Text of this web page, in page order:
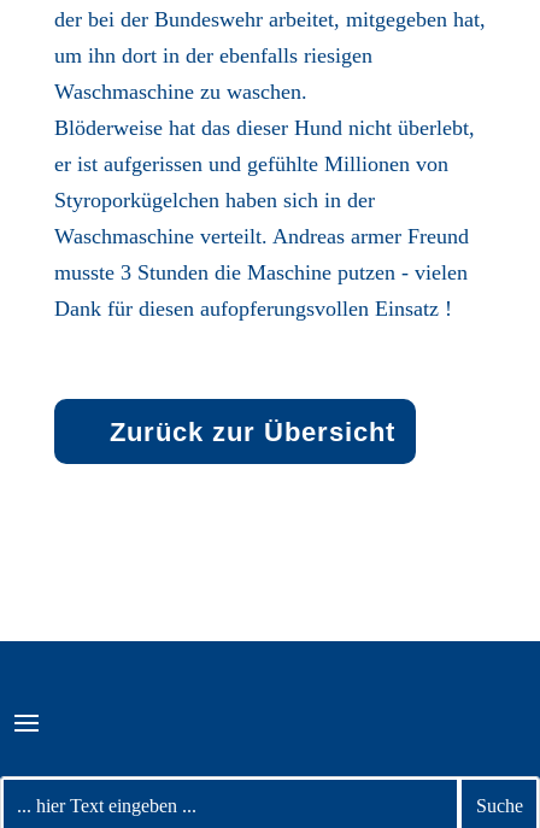
der bei der Bundeswehr arbeitet, mitgegeben hat,
um ihn dort in der ebenfalls riesigen
Waschmaschine zu waschen.
Blöderweise hat das dieser Hund nicht überlebt,
er ist aufgerissen und gefühlte Millionen von
Styroporkügelchen haben sich in der
Waschmaschine verteilt. Andreas armer Freund
musste 3 Stunden die Maschine putzen - vielen
Dank für diesen aufopferungsvollen Einsatz !
Zurück zur Übersicht